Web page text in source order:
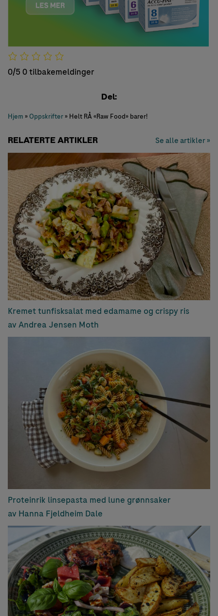
0/5 0 tilbakemeldinger
Del:
Hjem »Oppskrifter» Helt RÅ «Raw Food» barer!
RELATERTE ARTIKLER Se alle artikler »
Kremet tunfisksalat med edamame og crispy ris
av Andrea Jensen Moth
Proteinrik linsepasta med lune grønnsaker
av Hanna Fjeldheim Dale